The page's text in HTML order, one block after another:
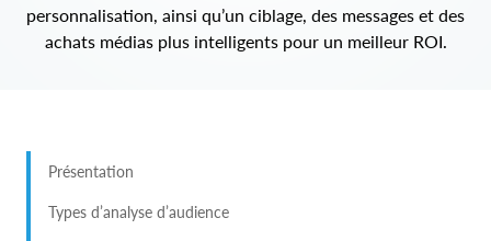
personnalisation, ainsi qu’un ciblage, des messages et des
achats médias plus intelligents pour un meilleur ROI.
Présentation
Types d’analyse d’audience